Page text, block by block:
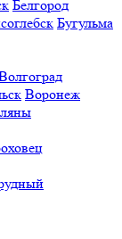
Белгород
Бугульма
Воронеж